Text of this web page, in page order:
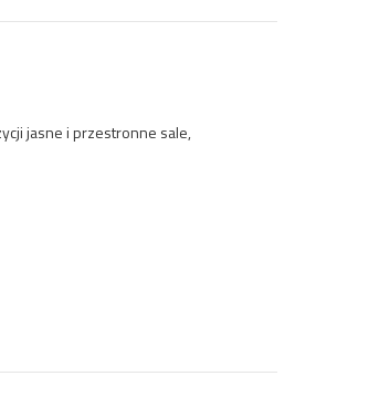
jasne i przestronne sale,